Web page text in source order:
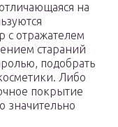
на
с отражателем
стараний
подобрать
Либо
покрытие
значительно